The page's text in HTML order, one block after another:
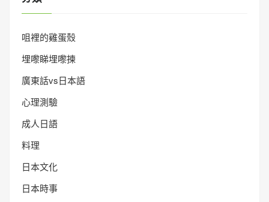
咀裡的雞蛋殼
埋嚟睇埋嚟揀
廣東話vs日本語
心理測驗
成人日語
料理
日本文化
日本時事